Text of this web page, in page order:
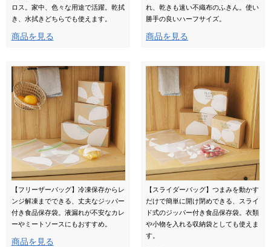
ロス。家中、色々な用途で活躍。乾拭
き、水拭きどちらでも使えます。
商品を見る
れ、乾きも速い不織布のふきん。使い
勝手の良いハーフサイズ。
商品を見る
【フリーザーバッグ】冷凍保存からレ
ンジ解凍までできる、丈夫なジッパー
付き食品保存袋。液漏れが不安なカレ
ーやミートソースにもおすすめ。
商品を見る
【スライダーバッグ】つまみを動かす
だけで簡単に開け閉めできる、スライ
ド式のジッパー付き食品保存袋。衣類
や小物を入れる収納袋としても使えま
す。